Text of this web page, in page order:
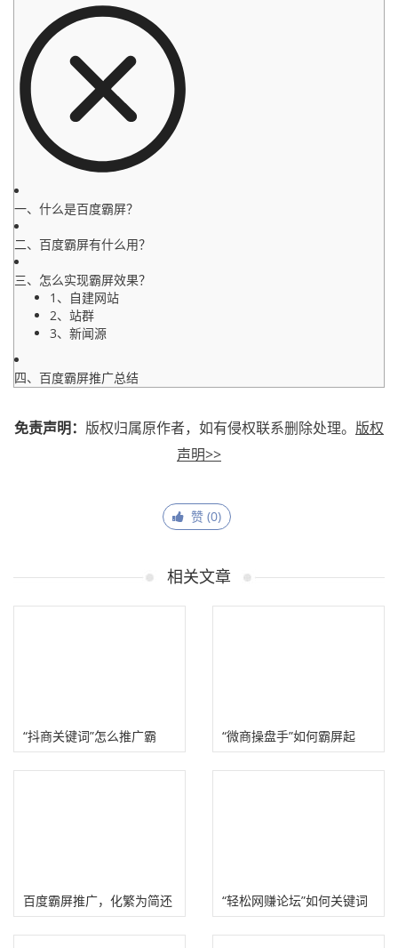
一、什么是百度霸屏？
二、百度霸屏有什么用？
三、怎么实现霸屏效果？
1、自建网站
2、站群
3、新闻源
四、百度霸屏推广总结
免责声明： 版权归属原作者，如有侵权联系删除处理。 版权
声明>>
赞 (0)
相关文章
“抖商关键词”怎么推广霸
屏？
“微商操盘手”如何霸屏起
盘？
百度霸屏推广，化繁为简还
赚钱!
“轻松网赚论坛”如何关键词
霸屏？